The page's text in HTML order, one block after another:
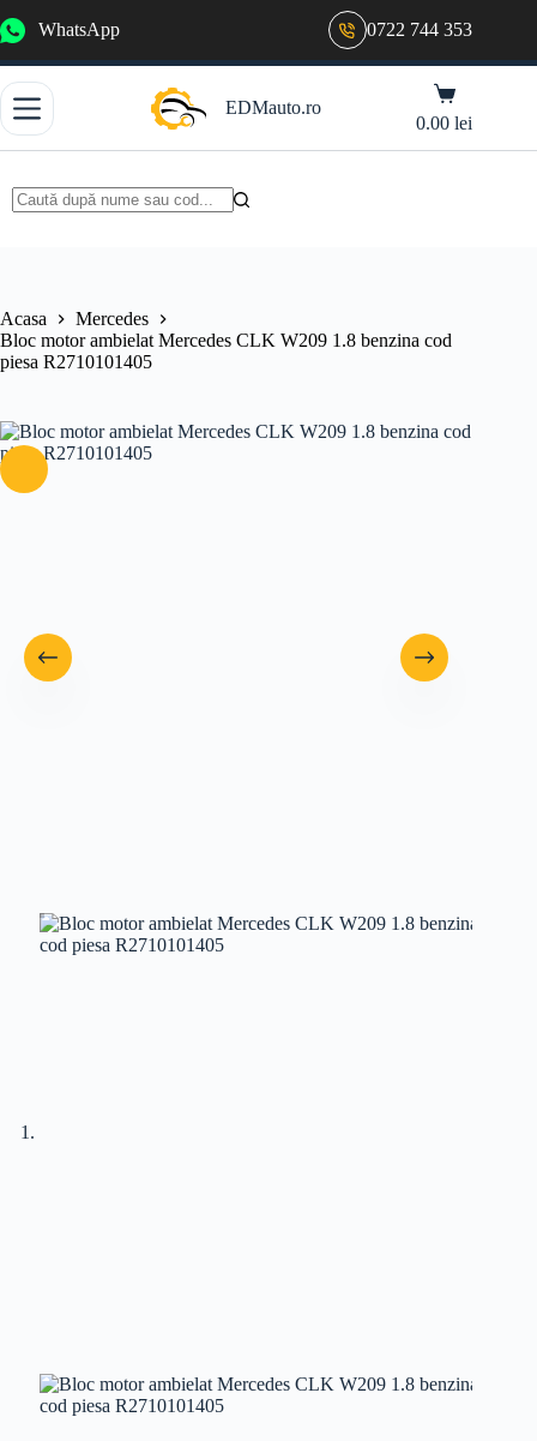
la
WhatsApp 0722 744 353
EDMauto.ro
Coș
de
cumpărături
0.00lei
Acasa
Mercedes
Bloc motor ambielat Mercedes CLK W209 1.8 benzina cod
piesa R2710101405